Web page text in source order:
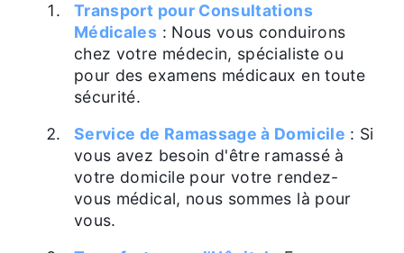
Transport pour Consultations
Médicales : Nous vous conduirons
chez votre médecin, spécialiste ou
pour des examens médicaux en toute
sécurité.
Service de Ramassage à Domicile : Si
vous avez besoin d'être ramassé à
votre domicile pour votre rendez-
vous médical, nous sommes là pour
vous.